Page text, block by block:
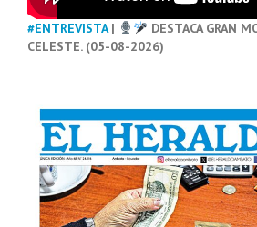
#ENTREVISTA|
DESTACA GRAN
CELESTE. (05-08-2026)